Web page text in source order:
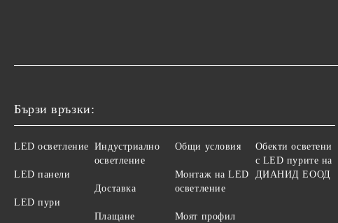
Бързи връзки:
LED осветление
LED панели
LED пури
Индустриално
осветление
Доставка
Плащане
Общи условия
Монтаж на LED
осветление
Моят профил
Обекти осветени
с LED пурите на
ДИАНИД ЕООД